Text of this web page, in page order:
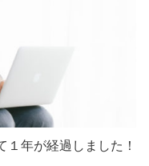
年が経過しました！